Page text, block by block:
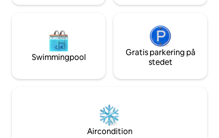
Swimmingpool
Gratis parkering på
stedet
Aircondition